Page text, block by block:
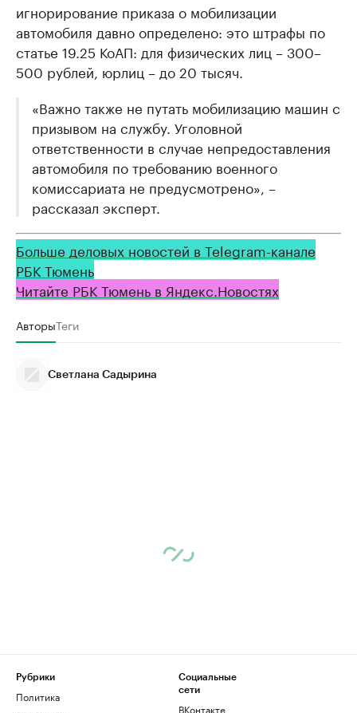
игнорирование приказа о мобилизации
автомобиля давно определено: это штрафы по
статье 19.25 КоАП: для физических лиц – 300–
500 рублей, юрлиц – до 20 тысяч.
«Важно также не путать мобилизацию машин с
призывом на службу. Уголовной
ответственности в случае непредоставления
автомобиля по требованию военного
комиссариата не предусмотрено», –
рассказал эксперт.
Больше деловых новостей в Telegram-канале
РБК Тюмень
Читайте РБК Тюмень в Яндекс.Новостях
АвторыТеги
Светлана Садырина
Рубрики
Политика
Социальные
сети
ВКонтакте